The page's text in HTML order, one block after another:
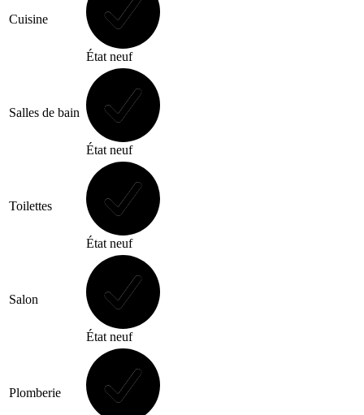
Cuisine
État neuf
Salles de bain
État neuf
Toilettes
État neuf
Salon
État neuf
Plomberie